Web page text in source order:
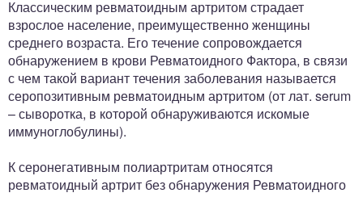
Классическим ревматоидным артритом страдает
взрослое население, преимущественно женщины
среднего возраста. Его течение сопровождается
обнаружением в крови Ревматоидного Фактора, в связи
с чем такой вариант течения заболевания называется
серопозитивным ревматоидным артритом (от лат. serum
– сыворотка, в которой обнаруживаются искомые
иммуноглобулины).
К серонегативным полиартритам относятся
ревматоидный артрит без обнаружения Ревматоидного